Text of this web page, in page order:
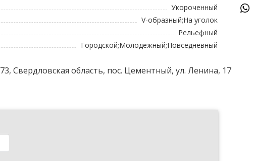
Укороченный
V-образный;На уголок
Рельефный
Городской;Молодежный;Повседневный
Свердловская область, пос. Цементный, ул. Ленина, 17